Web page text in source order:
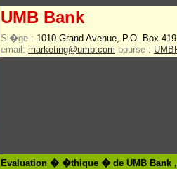
UMB Bank
Si�ge : 1010 Grand Avenue, P.O. Box
email: marketing@umb.com bourse :
Evaluation � �thique � de UMB Bank